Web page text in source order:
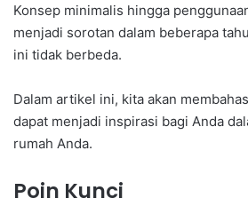
Konsep minimalis hingga
menjadi sorotan dalam beberapa
ini tidak berbeda.
Dalam artikel ini, kita akan membahas
dapat menjadi inspirasi bagi Anda
rumah Anda.
Poin Kunci